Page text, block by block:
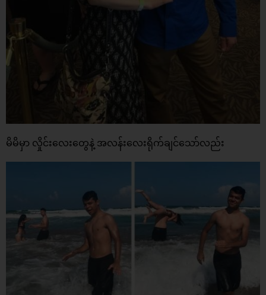
မိမိမှာ လှိုင်းလေးတွေနဲ့ အလန်းလေးရိုက်ချင်သော်လည်း